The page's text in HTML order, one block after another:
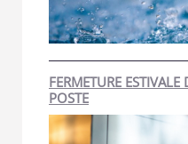
FERMETURE
POSTE